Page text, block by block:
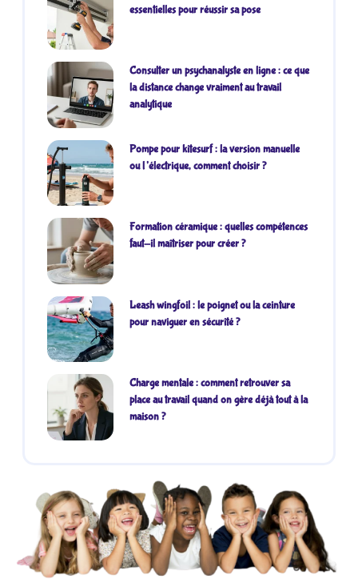
essentielles pour réussir sa pose
Consulter un psychanalyste en ligne : ce que
la distance change vraiment au travail
analytique
Pompe pour kitesurf : la version manuelle
ou l’électrique, comment choisir ?
Formation céramique : quelles compétences
faut-il maîtriser pour créer ?
Leash wingfoil : le poignet ou la ceinture
pour naviguer en sécurité ?
Charge mentale : comment retrouver sa
place au travail quand on gère déjà tout à la
maison ?